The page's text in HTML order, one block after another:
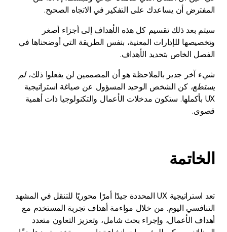
المفترض أن يساعدك على التفكير في الاتجاه الصحيح.
سيتم بعد ذلك تقسيم كل هذه الأهداف إلى أجزاء أصغر
وتخصيصها للإدارات المعنية، بنفس الطريقة التي أوضحناها في
الفصل الخاص بتحديد الأهداف.
شيء آخر جدير بالملاحظة هو أن المصممين لن يفعلوا ذلك،لم
يستطع، كن الشخص الوحيد المسؤول عن صياغة استراتيجية
UX بأكملها. ستكون مدخلات الأعمال والتكنولوجيا ذات أهمية
قصوى.
الخاتمة
تعد استراتيجية UX المحددة جيدًا أمرًا محوريًا للتنقل في المشهد
التنافسي اليوم. من خلال مواءمة أهداف تجربة المستخدم مع
أهداف الأعمال، وإجراء بحث شامل، وتعزيز التعاون متعدد